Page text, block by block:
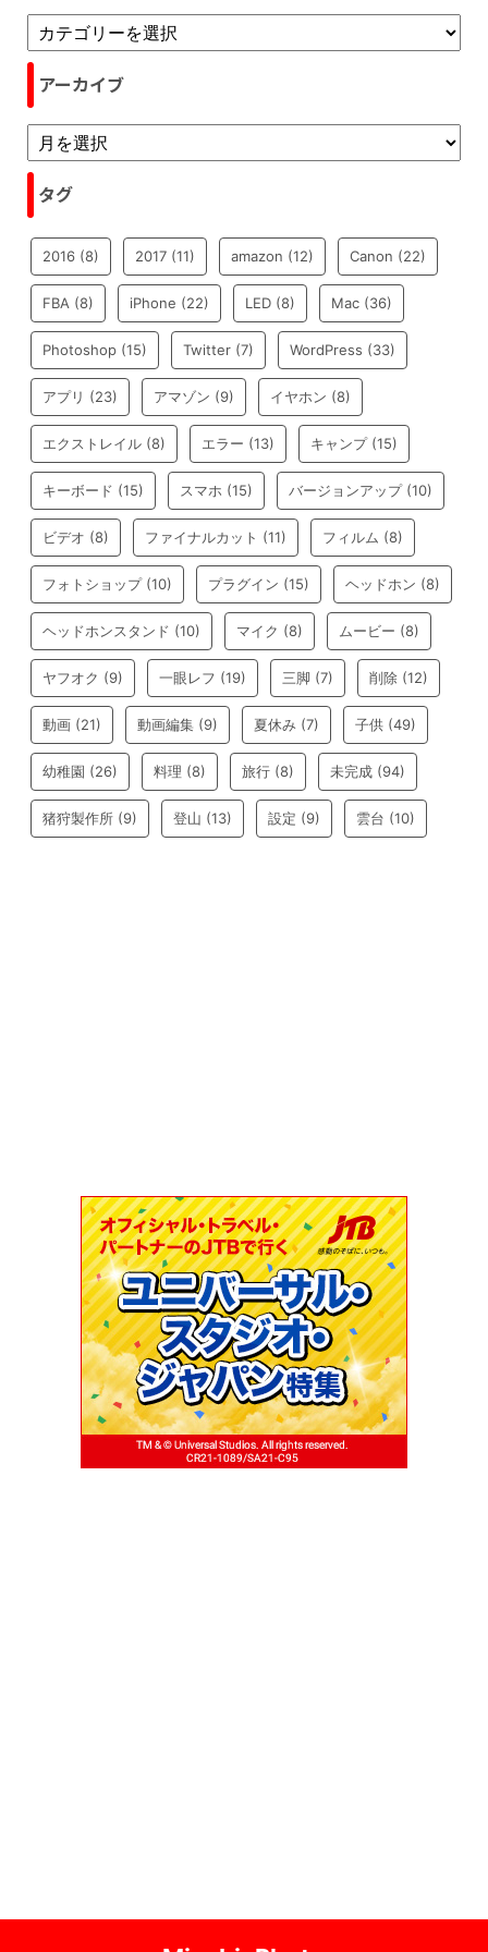
アーカイブ
タグ
2016 (8) 2017 (11) amazon (12) Canon (22)
FBA (8) iPhone (22) LED (8) Mac (36)
Photoshop (15) Twitter (7) WordPress (33)
アプリ (23) アマゾン (9) イヤホン (8)
エクストレイル (8) エラー (13) キャンプ(15)
キーボード (15) スマホ (15) バージョンアップ(10)
ビデオ (8) ファイナルカット (11) フィルム (8)
フォトショップ(10) プラグイン (15) ヘッドホン (8)
ヘッドホンスタンド (10) マイク (8) ムービー (8)
ヤフオク (9) 一眼レフ (19) 三脚 (7) 削除 (12)
動画 (21) 動画編集 (9) 夏休み (7) 子供 (49)
幼稚園 (26) 料理 (8) 旅行 (8) 未完成 (94)
猪狩製作所 (9) 登山 (13) 設定 (9) 雲台 (10)